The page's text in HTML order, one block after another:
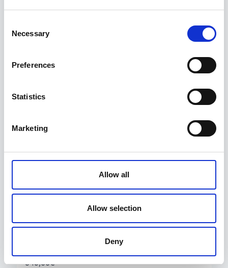
Selection
Necessary
Preferences
Statistics
Marketing
Allow all
Allow selection
Deny
549,00€